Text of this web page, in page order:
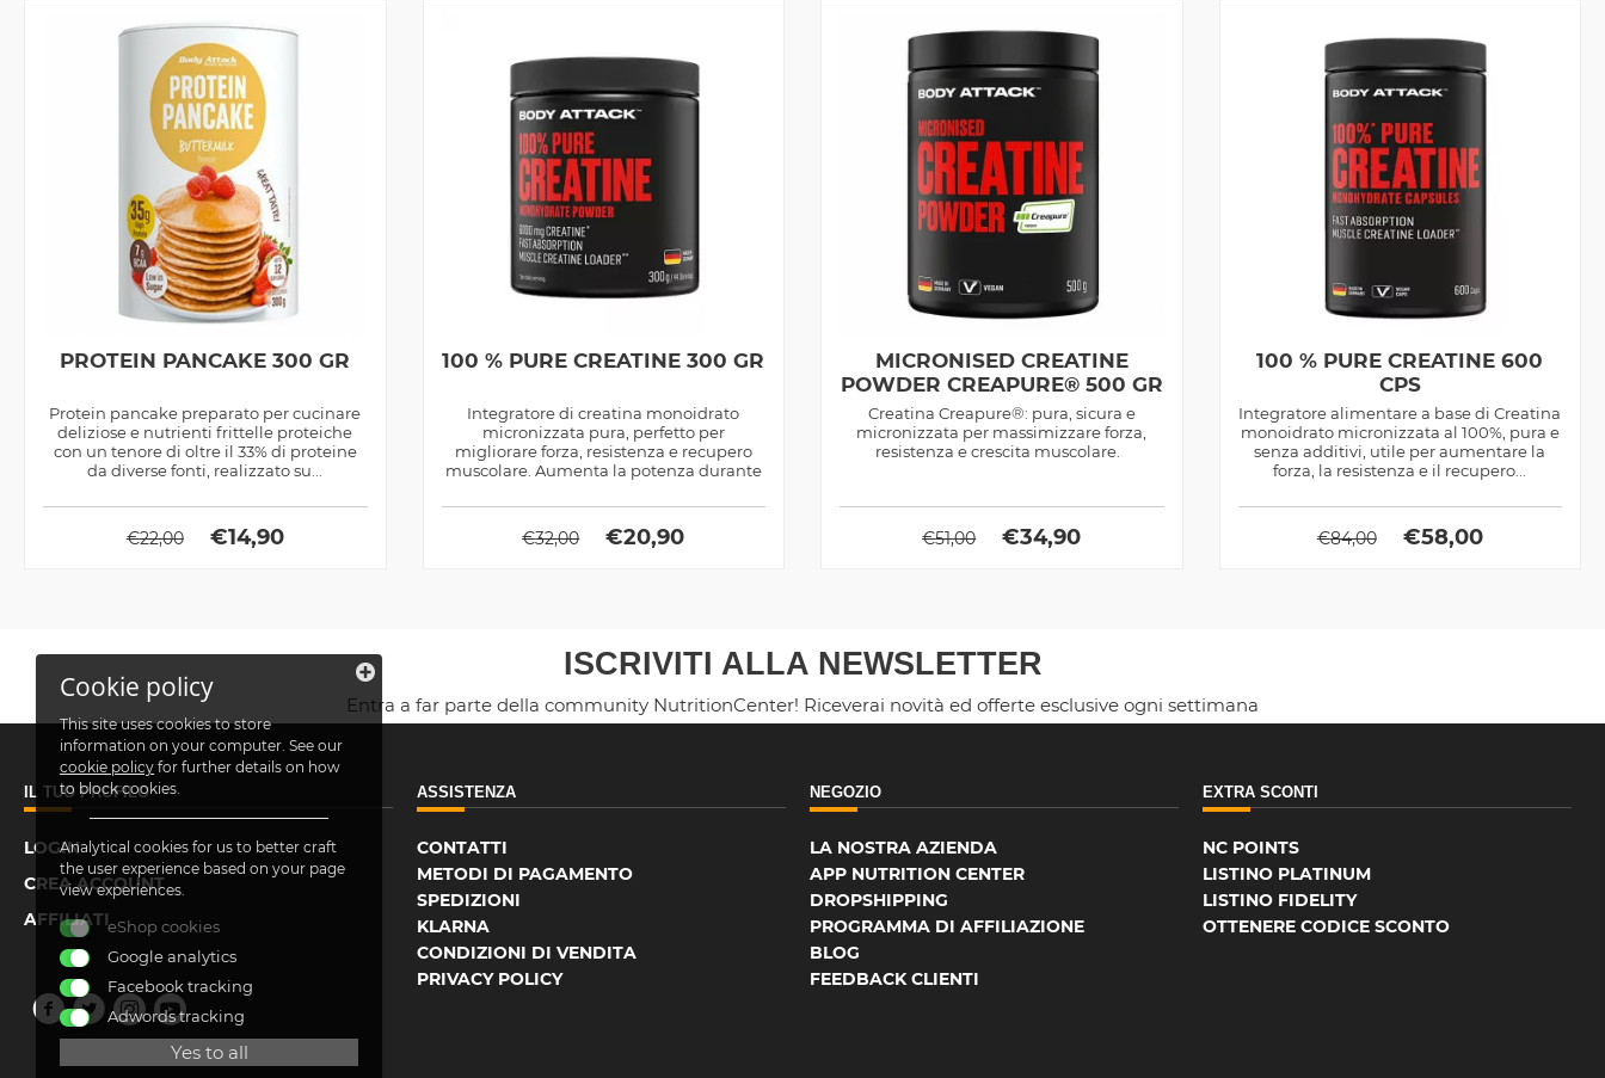
PROTEIN PANCAKE 300 GR
Protein pancake preparato per cucinare
deliziose e nutrienti frittelle proteiche
con un tenore di oltre il 33% di proteine
da diverse fonti, realizzato su...
€22,00 €14,90
100 % PURE CREATINE 300 GR
Integratore di creatina monoidrato
micronizzata pura, perfetto per
migliorare forza, resistenza e recupero
muscolare. Aumenta la potenza durante
€32,00 €20,90
MICRONISED CREATINE
POWDER CREAPURE® 500 GR
Creatina Creapure®: pura, sicura e
micronizzata per massimizzare forza,
resistenza e crescita muscolare.
€51,00 €34,90
100 % PURE CREATINE 600
CPS
Integratore alimentare a base di Creatina
monoidrato micronizzata al 100%, pura e
senza additivi, utile per aumentare la
forza, la resistenza e il recupero...
€84,00 €58,00
ISCRIVITI ALLA NEWSLETTER
Entra a far parte della community NutritionCenter! Riceverai novità ed offerte esclusive ogni settimana
IL TUO PROFILO
LOGIN
CREA ACCOUNT
AFFILIATI
ASSISTENZA
CONTATTI
METODI DI PAGAMENTO
SPEDIZIONI
KLARNA
CONDIZIONI DI VENDITA
PRIVACY POLICY
NEGOZIO
LA NOSTRA AZIENDA
APP NUTRITION CENTER
DROPSHIPPING
PROGRAMMA DI AFFILIAZIONE
BLOG
FEEDBACK CLIENTI
EXTRA SCONTI
NC POINTS
LISTINO PLATINUM
LISTINO FIDELITY
OTTENERE CODICE SCONTO
Cookie policy
This site uses cookies to store
information on your computer. See our
cookie policy for further details on how
to block cookies.
Analytical cookies for us to better craft
the user experience based on your page
view experiences.
eShop cookies
Google analytics
Facebook tracking
Adwords tracking
Yes to all